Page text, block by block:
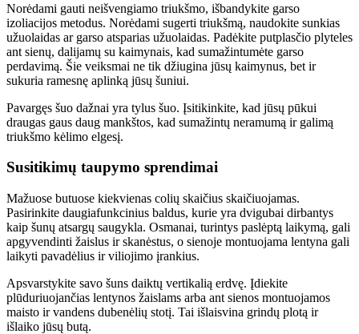
Norėdami gauti neišvengiamo triukšmo, išbandykite garso
izoliacijos metodus. Norėdami sugerti triukšmą, naudokite sunkias
užuolaidas ar garso atsparias užuolaidas. Padėkite putplasčio plyteles
ant sienų, dalijamų su kaimynais, kad sumažintumėte garso
perdavimą. Šie veiksmai ne tik džiugina jūsų kaimynus, bet ir
sukuria ramesnę aplinką jūsų šuniui.
Pavargęs šuo dažnai yra tylus šuo. Įsitikinkite, kad jūsų pūkui
draugas gaus daug mankštos, kad sumažintų neramumą ir galimą
triukšmo kėlimo elgesį.
Susitikimų taupymo sprendimai
Mažuose butuose kiekvienas colių skaičius skaičiuojamas.
Pasirinkite daugiafunkcinius baldus, kurie yra dvigubai dirbantys
kaip šunų atsargų saugykla. Osmanai, turintys paslėptą laikymą, gali
apgyvendinti žaislus ir skanėstus, o sienoje montuojama lentyna gali
laikyti pavadėlius ir viliojimo įrankius.
Apsvarstykite savo šuns daiktų vertikalią erdvę. Įdiekite
plūduriuojančias lentynos žaislams arba ant sienos montuojamos
maisto ir vandens dubenėlių stotį. Tai išlaisvina grindų plotą ir
išlaiko jūsų butą.